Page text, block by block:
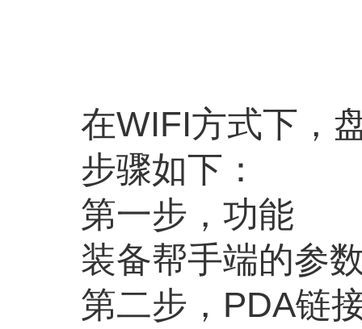
在WIFI方式下，
步骤如下：
第一步，功能
装备帮手端的参
第二步，PDA链